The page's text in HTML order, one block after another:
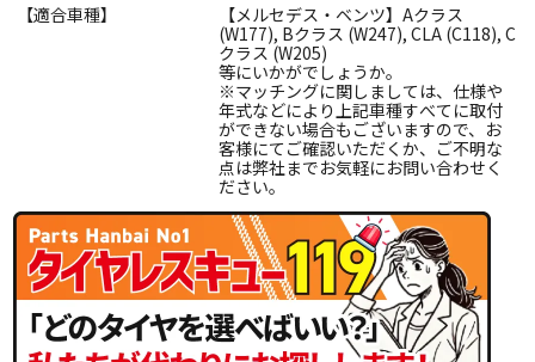
【適合車種】
【メルセデス・ベンツ】Aクラス
(W177), Bクラス (W247), CLA (C118), C
クラス (W205)
等にいかがでしょうか。
※マッチングに関しましては、仕様や
年式などにより上記車種すべてに取付
ができない場合もございますので、お
客様にてご確認いただくか、ご不明な
点は弊社までお気軽にお問い合わせく
ださい。